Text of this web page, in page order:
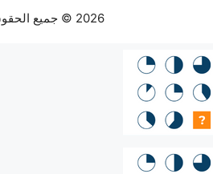
2026 © جميع الحقوق محفوظة أكاديمية نيرونت